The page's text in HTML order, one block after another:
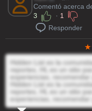
Comentó acerca
3
· 1
Responder
Hidden List es la
reportes, HL es un sitio
experiencias,
Hidden List es la
reportes, HL es un sitio
experiencias,